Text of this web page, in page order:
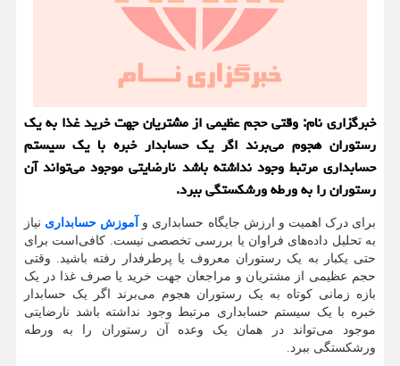
خبرگزاری نام: وقتی حجم عظیمی از مشتریان جهت خرید غذا به یك
رستوران هجوم می‌برند اگر یك حسابدار خبره با یك سیستم
حسابداری مرتبط وجود نداشته باشد نارضایتی موجود می‌تواند آن
رستوران را به ورطه ورشكستگی ببرد.
برای درک اهمیت و ارزش جایگاه حسابداری و آموزش حسابداری نیاز
به تحلیل داده‌های فراوان یا بررسی تخصصی نیست. کافی‌است برای
حتی یکبار به یک رستوران معروف یا پرطرفدار رفته باشید. وقتی
حجم عظیمی از مشتریان و مراجعان جهت خرید یا صرف غذا در یک
بازه زمانی کوتاه به یک رستوران هجوم می‌برند اگر یک حسابدار
خبره با یک سیستم حسابداری مرتبط وجود نداشته باشد نارضایتی
موجود می‌تواند در همان یک وعده آن رستوران را به ورطه
ورشکستگی ببرد.